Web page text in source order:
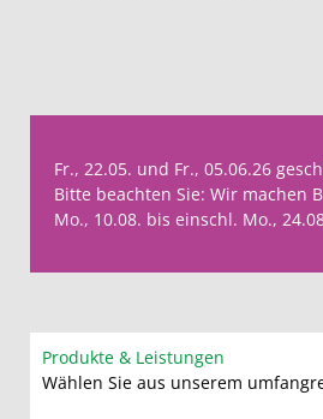
Fr., 22.05. und Fr., 05.06.26
Bitte beachten Sie: Wir machen
Mo., 10.08. bis einschl. Mo.,
Produkte & Leistungen
Wählen Sie aus unserem